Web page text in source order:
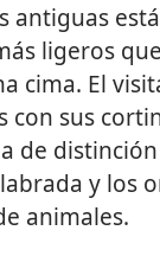
antiguas
ligeros
cima. El
con sus
de
y los
animales.